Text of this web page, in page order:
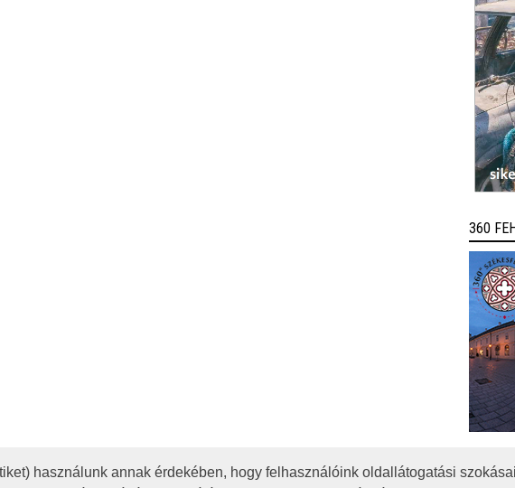
használunk annak érdekében, hogy felhasználóink oldallátogatási
360
I ÁLLAPOTA JOGI NYILATKOZAT IMPRESSZUM MÉDIAAJÁNLAT